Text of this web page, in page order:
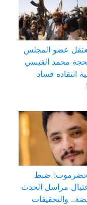
عضو المجلس
محمد القيسي
انتقاده فساد
ضبط
مراسل الحدث
والتحقيقات